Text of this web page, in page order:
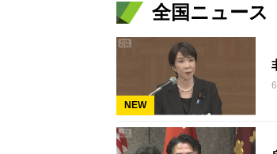
全国ニュース
NEW